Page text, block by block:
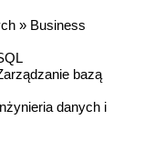
» Business
bazą
danych i